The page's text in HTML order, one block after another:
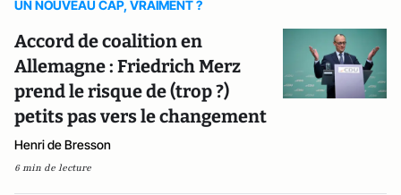
UN NOUVEAU CAP, VRAIMENT ?
Accord de coalition en
Allemagne : Friedrich Merz
prend le risque de (trop ?)
petits pas vers le changement
Henri de Bresson
6 min de lecture